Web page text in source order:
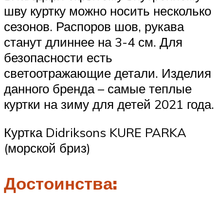
шву куртку можно носить несколько
сезонов. Распоров шов, рукава
станут длиннее на 3-4 см. Для
безопасности есть
светоотражающие детали. Изделия
данного бренда – самые теплые
куртки на зиму для детей 2021 года.
Куртка Didriksons KURE PARKA
(морской бриз)
Достоинства: